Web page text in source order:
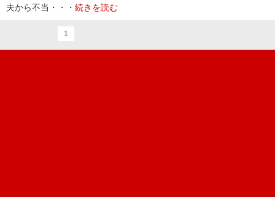
夫から不当・・・ 続きを読む
1